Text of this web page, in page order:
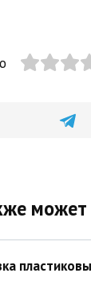
может